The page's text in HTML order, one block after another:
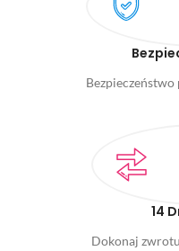
Bezpieczeństwo
14
Dokonaj